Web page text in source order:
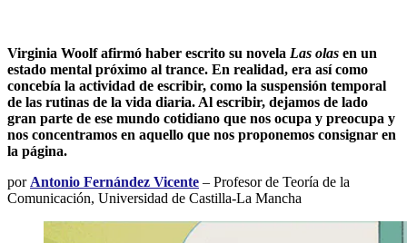
Virginia Woolf afirmó haber escrito su novela Las olas en un
estado mental próximo al trance. En realidad, era así como
concebía la actividad de escribir, como la suspensión temporal
de las rutinas de la vida diaria. Al escribir, dejamos de lado
gran parte de ese mundo cotidiano que nos ocupa y preocupa y
nos concentramos en aquello que nos proponemos consignar en
la página.
por Antonio Fernández Vicente – Profesor de Teoría de la
Comunicación, Universidad de Castilla-La Mancha